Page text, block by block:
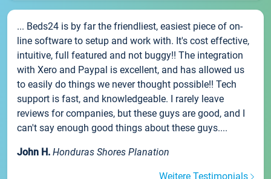
... Beds24 is by far the friendliest, easiest piece of on-
line software to setup and work with. It's cost effective,
intuitive, full featured and not buggy!! The integration
with Xero and Paypal is excellent, and has allowed us
to easily do things we never thought possible!! Tech
support is fast, and knowledgeable. I rarely leave
reviews for companies, but these guys are good, and I
can't say enough good things about these guys....
John H. Honduras Shores Planation
Weitere Testimonials